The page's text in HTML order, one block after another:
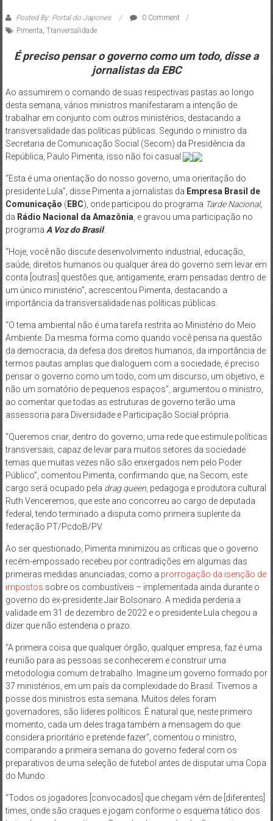
Posted By: Portal do Japones
0 Comment
Pimenta Tranversalidade
É preciso pensar o governo como um todo, disse a
jornalistas da EBC
Ao assumirem o comando de suas respectivas pastas ao longo
desta semana, vários ministros manifestaram a intenção de
trabalhar em conjunto com outros ministérios, destacando a
transversalidade das políticas públicas. Segundo o ministro da
Secretaria de Comunicação Social (Secom) da Presidência da
República, Paulo Pimenta, isso não foi casual.
“Esta é uma orientação do nosso governo, uma orientação do
presidente Lula”, disse Pimenta a jornalistas da Empresa Brasil de
Comunicação (EBC), onde participou do programa Tarde Nacional,
da Rádio Nacional da Amazônia , e gravou uma participação no
programa A Voz do Brasil.
“Hoje, você não discute desenvolvimento industrial, educação,
saúde, direitos humanos ou qualquer área do governo sem levar em
conta [outras] questões que, antigamente, eram pensadas dentro de
um único ministério”, acrescentou Pimenta, destacando a
importância da transversalidade nas políticas públicas.
“O tema ambiental não é uma tarefa restrita ao Ministério do Meio
Ambiente. Da mesma forma como quando você pensa na questão
da democracia, da defesa dos direitos humanos, da importância de
termos pautas amplas que dialoguem com a sociedade, é preciso
pensar o governo como um todo, com um discurso, um objetivo, e
não um somatório de pequenos espaços”, argumentou o ministro,
ao comentar que todas as estruturas de governo terão uma
assessoria para Diversidade e Participação Social própria.
“Queremos criar, dentro do governo, uma rede que estimule políticas
transversais, capaz de levar para muitos setores da sociedade
temas que muitas vezes não são enxergados nem pelo Poder
Público”, comentou Pimenta, confirmando que, na Secom, este
cargo será ocupado pela drag queen, pedagoga e produtora cultural
Ruth Venceremos, que este ano concorreu ao cargo de deputada
federal, tendo terminado a disputa como primeira suplente da
federação PT/PcdoB/PV.
Ao ser questionado, Pimenta minimizou as críticas que o governo
recém-empossado recebeu por contradições em algumas das
primeiras medidas anunciadas, como a prorrogação da isenção de
impostos sobre os combustíveis – implementada ainda durante o
governo do ex-presidente Jair Bolsonaro. A medida perderia a
validade em 31 de dezembro de 2022 e o presidente Lula chegou a
dizer que não estenderia o prazo.
“A primeira coisa que qualquer órgão, qualquer empresa, faz é uma
reunião para as pessoas se conhecerem e construir uma
metodologia comum de trabalho. Imagine um governo formado por
37 ministérios, em um país da complexidade do Brasil. Tivemos a
posse dos ministros esta semana. Muitos deles foram
governadores, são líderes políticos. É natural que, neste primeiro
momento, cada um deles traga também a mensagem do que
considera prioritário e pretende fazer”, comentou o ministro,
comparando a primeira semana do governo federal com os
preparativos de uma seleção de futebol antes de disputar uma Copa
do Mundo.
“Todos os jogadores [convocados] que chegam vêm de [diferentes]
times, onde são craques e jogam conforme o esquema tático dos